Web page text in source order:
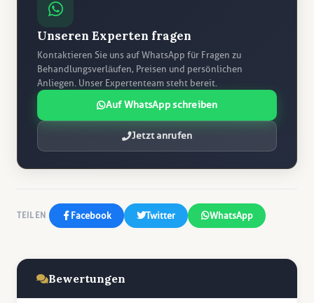
Unseren Experten fragen
Kontaktieren Sie uns auf WhatsApp für Fragen zu
Behandlungsverläufen, Preisen und persönlichen
Anliegen. Unser Expertenteam steht bereit.
Auf WhatsApp schreiben
Jetzt anrufen
TEILEN Facebook Twitter WhatsApp
Bewertungen